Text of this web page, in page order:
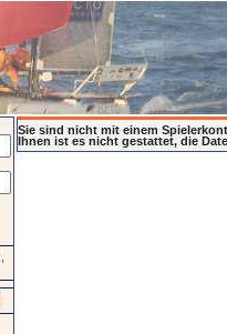
Sie sind nicht mit einem
Ihnen ist es nicht gestattet, die